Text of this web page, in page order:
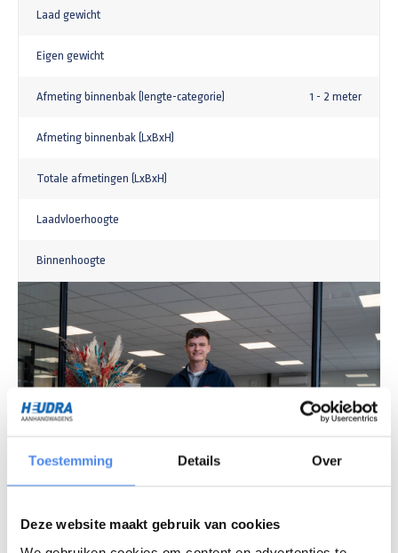
Toestemming Details Over
Deze website maakt gebruik van cookies
Laad gewicht
Eigen gewicht
Afmeting binnenbak (lengte-categorie) 1 - 2 meter
Afmeting binnenbak (LxBxH)
Totale afmetingen (LxBxH)
Laadvloerhoogte
Binnenhoogte
Vragen over ons assortiment?